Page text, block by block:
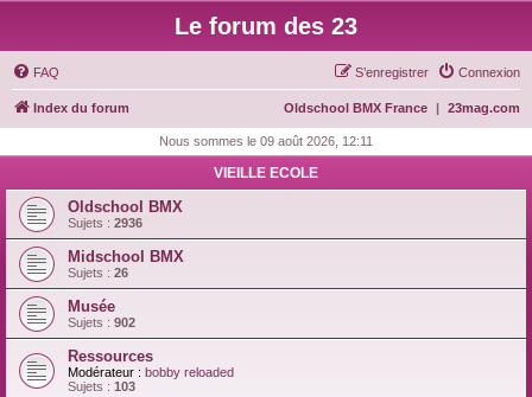
Le forum des 23
FAQ Connexion
S’enregistrer
Index du forum 23mag.com
|
Oldschool BMX France
Nous sommes le 09 août 2026, 12:11
VIEILLE ECOLE
Oldschool BMX
Sujets : 2936
Midschool BMX
Sujets : 26
Musée
Sujets : 902
Ressources
Modérateur : bobby reloaded
Sujets : 103